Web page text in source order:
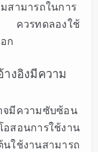
สามารถในการ
ควรทดลองใช้
ก
งอิงมีความ
จมีความซับซ้อน
อนการใช้งาน
ใช้งานสามารถ